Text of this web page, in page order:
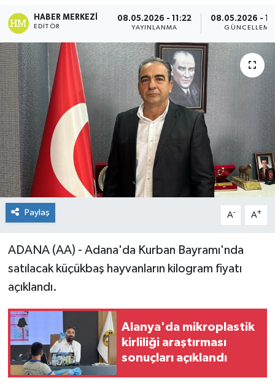
HABER MERKEZI
EDITÖR
08.05.2026 - 11:22
YAYINLANMA
08.05.2026 -
GÜNCELLEME
Paylaş A- A+
ADANA (AA) - Adana'da Kurban Bayramı'nda
satılacak küçükbaş hayvanların kilogram fiyatı
açıklandı.
Alanya'da mikroplastik
kirliliği araştırması
sonuçları açıklandı